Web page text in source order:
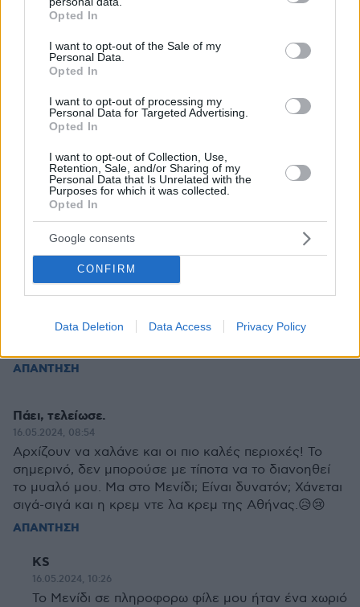
grant or deny consent to Google and its third-party tags to
use your data for below specified purposes in below Google
consent section.
Opted In
I want to opt-out of the Sale of my
Personal Data.
Opted In
I want to opt-out of processing my
Personal Data for Targeted Advertising.
Opted In
I want to opt-out of Collection, Use,
Retention, Sale, and/or Sharing of my
Personal Data that Is Unrelated with the
Purposes for which it was collected.
Opted In
Google consents
CONFIRM
Data Deletion Data Access Privacy Policy
ενδιαφέρει...
κύριος Παντελής
16.05.2024, 08:59
Όταν δεν κάνω ότι κοιμάμαι ψηφίζω Κυριάκαρο για
να με σώσει. Αυτό που έχει σημασία είναι να
παραμένω καρφωμένος στον καναπέ μου και να
περιμένω πάντα από κάτι κυρίους με γραβάτα να μού
λύσουν τα προβλήματα.
ΑΠΑΝΤΗΣΗ
Τι τραβάνε κι αυτοί οι αστυνομικοί
Μετά την ταυτοποίηση της γυναίκας οι αστυνομικοί
ΑΠΑΝΤΗΣΗ
Πάει, τελείωσε.
16.05.2024, 08:54
Αρχίζουν να χαλάνε και οι πιο καλές περιοχές! Το
σημερινό, δεν μπορούσε με τίποτα να το διανοηθεί
το μυαλό μου. Μα στο Μενίδι; Είναι δυνατόν; Χάνεται
σιγά-σιγά και η κρεμ ντε λα κρεμ της Αθήνας.😥😢
ΑΠΑΝΤΗΣΗ
KS
16.05.2024, 10:26
Το Μενίδι σε πληροφορω φίλε μου ήταν ένα χωριό